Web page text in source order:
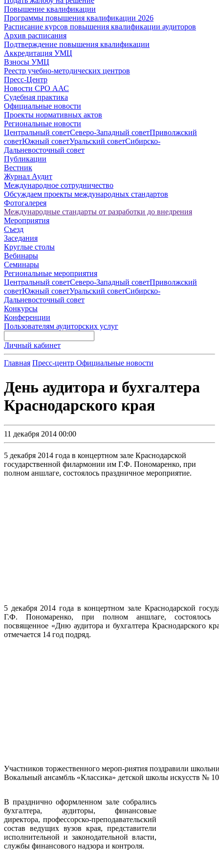
Повышение квалификации
Программы повышения квалификации 2026
Расписание курсов повышения квалификации аудиторов
Архив расписания
Подтверждение повышения квалификации
Аккредитация УМЦ
Взносы УМЦ
Реестр учебно-методических центров
Пресс-Центр
Новости СРО ААС
Судебная практика
Официальные новости
Проекты нормативных актов
Региональные новости
Центральный советСеверо-Западный советПриволжский
советЮжный советУральский советСибирско-
Дальневосточный совет
Публикации
Вестник
Журнал Аудит
Международное сотрудничество
Обсуждаем проекты международных стандартов
Фотогалерея
Международные стандарты от разработки до внедрения
Мероприятия
Съезд
Заседания
Круглые столы
Вебинары
Семинары
Региональные мероприятия
Центральный советСеверо-Западный советПриволжский
советЮжный советУральский советСибирско-
Дальневосточный совет
Конкурсы
Конференции
Пользователям аудиторских услуг
Личный кабинет
Главная Пресс-центр Официальные новости
День аудитора и бухгалтера
Краснодарского края
11 декабря 2014 00:00
5 декабря 2014 года в концертном зале Краснодарской
государственной филармонии им Г.Ф. Пономаренко, при
полном аншлаге, состоялось праздничное мероприятие.
5 декабря 2014 года в концертном зале Краснодарской
Г.Ф. Пономаренко, при полном аншлаге, состоялось
посвященное «Дню аудитора и бухгалтера Краснодарского
отмечается 14 год подряд.
Участников торжественного мероп-риятия поздравили
Вокальный ансамбль «Классика» детской школы искусств №
В празднично оформленном зале собрались
бухгалтера, аудиторы, финансовые
директора, профессорско-преподавательский
состав ведущих вузов края, представители
исполнительной и законодательной власти,
службы финансового надзора и контроля.